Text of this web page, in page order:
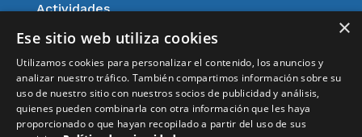
Actividades
Agenda
Aspectos legales
Resultados
Noticias
×
Ese sitio web utiliza cookies
Utilizamos cookies para personalizar el contenido, los anuncios y
analizar nuestro tráfico. También compartimos información sobre su
uso de nuestro sitio con nuestros socios de publicidad y análisis,
quienes pueden combinarla con otra información que les haya
proporcionado o que hayan recopilado a partir del uso de sus